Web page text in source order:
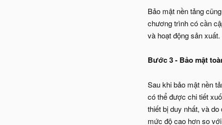
Bảo mật nền tảng
chương trình có cần
và hoạt động sản xuất.
Bước 3 - Bảo mật
Sau khi bảo mật nền
có thể được chi tiết
thiết bị duy nhất, và
mức độ cao hơn so